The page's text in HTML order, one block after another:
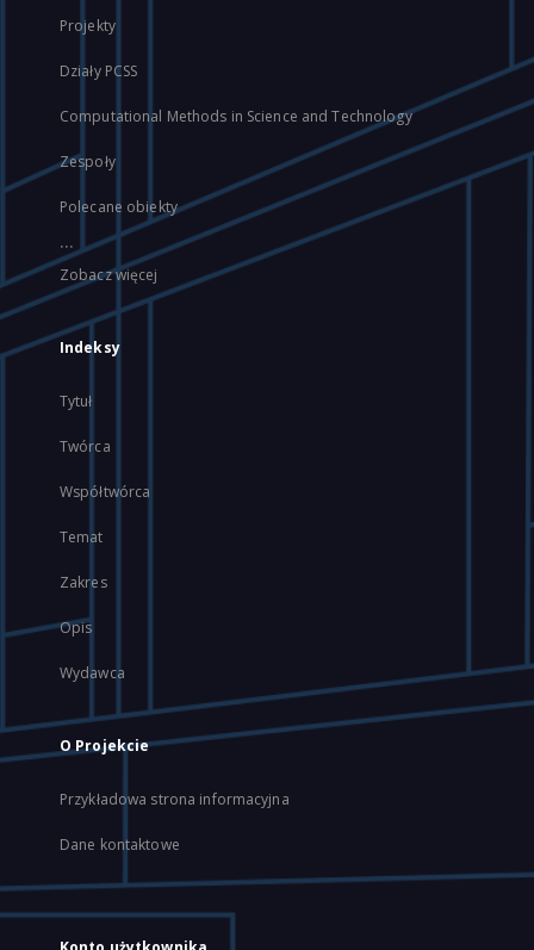
Projekty
Działy PCSS
Computational Methods in Science and Technology
Zespoły
Polecane obiekty
...
Zobacz więcej
Indeksy
Tytuł
Twórca
Współtwórca
Temat
Zakres
Opis
Wydawca
O Projekcie
Przykładowa strona informacyjna
Dane kontaktowe